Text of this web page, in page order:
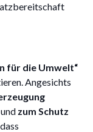
für die Umwelt“
Angesichts
und zum Schutz